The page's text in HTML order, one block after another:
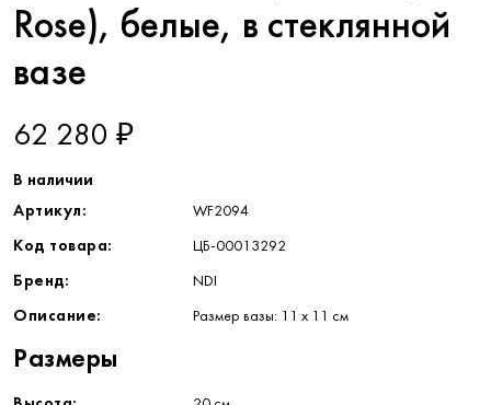
Rose), белые, в стеклянной
вазе
62 280 ₽
В наличии
Артикул:
WF2094
Код товара: ЦБ-00013292
Бренд: NDI
Описание: Размер вазы: 11 х 11 см
Размеры